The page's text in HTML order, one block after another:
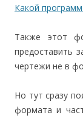
Какой
Также этот
предоставить
чертежи не в
Но тут сразу
формата и